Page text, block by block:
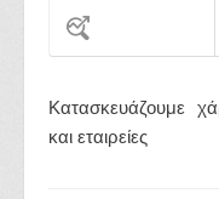
Κατασκευάζουμε
και εταιρείες